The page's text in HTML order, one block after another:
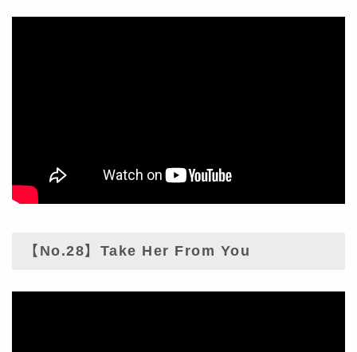
【No.28】Take Her From You